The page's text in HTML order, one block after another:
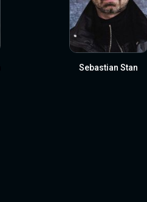
Sebastian Stan